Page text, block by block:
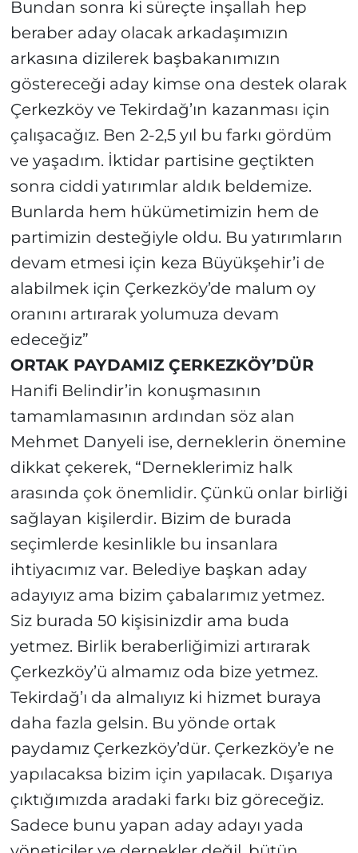
Bundan sonra ki süreçte inşallah hep
beraber aday olacak arkadaşımızın
arkasına dizilerek başbakanımızın
göstereceği aday kimse ona destek olarak
Çerkezköy ve Tekirdağ’ın kazanması için
çalışacağız. Ben 2-2,5 yıl bu farkı gördüm
ve yaşadım. İktidar partisine geçtikten
sonra ciddi yatırımlar aldık beldemize.
Bunlarda hem hükümetimizin hem de
partimizin desteğiyle oldu. Bu yatırımların
devam etmesi için keza Büyükşehir’i de
alabilmek için Çerkezköy’de malum oy
oranını artırarak yolumuza devam
edeceğiz”
ORTAK PAYDAMIZ ÇERKEZKÖY’DÜR
Hanifi Belindir’in konuşmasının
tamamlamasının ardından söz alan
Mehmet Danyeli ise, derneklerin önemine
dikkat çekerek, “Derneklerimiz halk
arasında çok önemlidir. Çünkü onlar birliği
sağlayan kişilerdir. Bizim de burada
seçimlerde kesinlikle bu insanlara
ihtiyacımız var. Belediye başkan aday
adayıyız ama bizim çabalarımız yetmez.
Siz burada 50 kişisinizdir ama buda
yetmez. Birlik beraberliğimizi artırarak
Çerkezköy’ü almamız oda bize yetmez.
Tekirdağ’ı da almalıyız ki hizmet buraya
daha fazla gelsin. Bu yönde ortak
paydamız Çerkezköy’dür. Çerkezköy’e ne
yapılacaksa bizim için yapılacak. Dışarıya
çıktığımızda aradaki farkı biz göreceğiz.
Sadece bunu yapan aday adayı yada